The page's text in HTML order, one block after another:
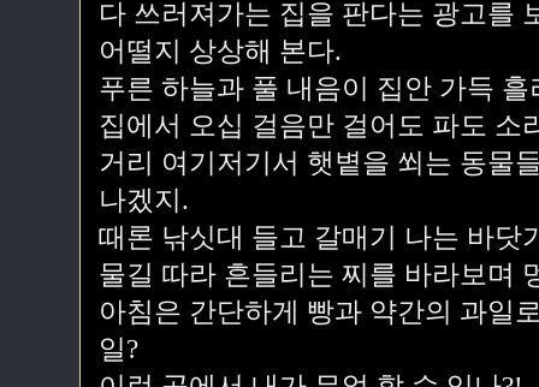
다 쓰러져가는 집을 판다는 광고를
어떨지 상상해 본다.
푸른 하늘과 풀 내음이 집안 가득 흘
집에서 오십 걸음만 걸어도 파도 소
거리 여기저기서 햇볕을 쐬는 동물
나겠지.
때론 낚싯대 들고 갈매기 나는 바닷
물길 따라 흔들리는 찌를 바라보며
아침은 간단하게 빵과 약간의 과일
일?